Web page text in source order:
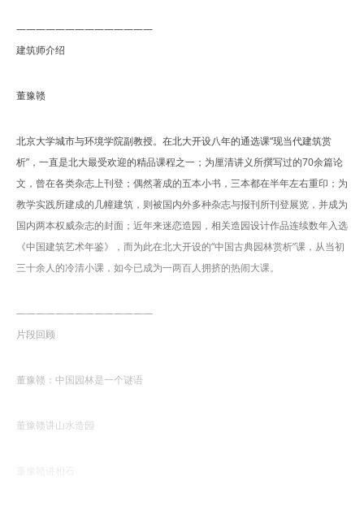
——————————————
建筑师介绍
董豫赣
北京大学城市与环境学院副教授。在北大开设八年的通选课“现当代建筑赏
析”，一直是北大最受欢迎的精品课程之一；为厘清讲义所撰写过的70余篇论
文，曾在各类杂志上刊登；偶然著成的五本小书，三本都在半年左右重印；为
教学实践所建成的几幢建筑，则被国内外多种杂志与报刊所刊登展览，并成为
国内两本权威杂志的封面；近年来迷恋造园，相关造园设计作品连续数年入选
《中国建筑艺术年鉴》，而为此在北大开设的“中国古典园林赏析”课，从当初
三十余人的冷清小课，如今已成为一两百人拥挤的热闹大课。
——————————————
片段回顾
董豫赣：中国园林是一个谜语
董豫赣讲山水造园